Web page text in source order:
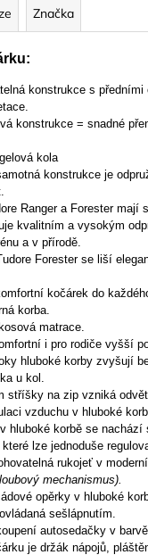
Značka
konstrukce s
konstrukce = snadné
kola
konstrukce je
Ranger a Forester mají
kvalitním a vysokým
a v přírodě.
Forester se liší
kočárek do
korba.
matrace.
i pro rodiče vyšší
hluboké korby zvyšují
u kol.
stříšky na zip vzniká
vzduchu v hluboké
hluboké korbě se nachází
lze jednoduše
rukojeť v
mechanismus).
opěrky v hluboké
sešlápnutím.
autosedačky v
je držák nápojů,